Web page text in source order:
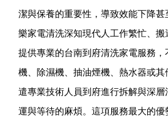
潔與保養的重要性，導致效能下降
樂家電清洗深知現代人工作繁忙、
提供專業的台南到府清洗家電服務，
機、除濕機、抽油煙機、熱水器或其
遣專業技術人員到府進行拆解與深層
運與等待的麻煩。這項服務最大的優